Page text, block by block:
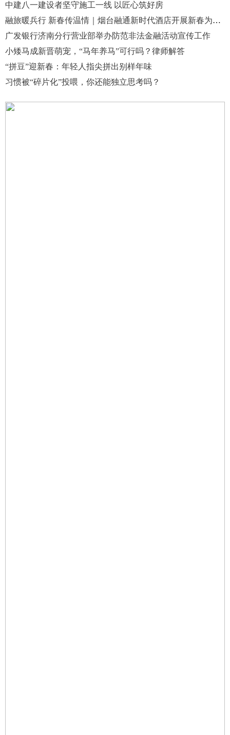
中建八一建设者坚守施工一线 以匠心筑好房
融旅暖兵行 新春传温情｜烟台融通新时代酒店开展新春为军服务系列活动
广发银行济南分行营业部举办防范非法金融活动宣传工作
小矮马成新晋萌宠，“马年养马”可行吗？律师解答
“拼豆”迎新春：年轻人指尖拼出别样年味
习惯被“碎片化”投喂，你还能独立思考吗？